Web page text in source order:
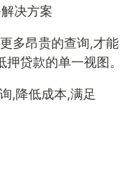
决方案
多昂贵的查询,才能
贷款的单一视图。
,降低成本,满足